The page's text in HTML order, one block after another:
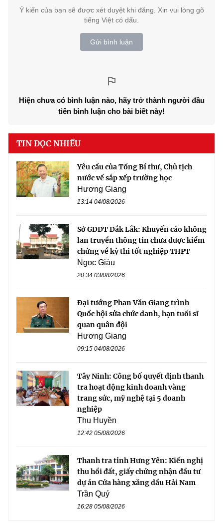
Ý kiến của bạn sẽ được xét duyệt khi đăng. Xin vui lòng gõ
tiếng Việt có dấu.
Gửi bình luận
Hiện chưa có bình luận nào, hãy trở thành người đầu
tiên bình luận cho bài biết này!
TIN ĐỌC NHIỀU
Yêu cầu của Tổng Bí thư, Chủ tịch
nước về sắp xếp trường học
Hương Giang
13:14 04/08/2026
Sở GDĐT Đắk Lắk: Khuyến cáo không
lan truyền thông tin chưa được kiểm
chứng về kỳ thi tốt nghiệp THPT
Ngọc Giàu
20:34 03/08/2026
Đại tướng Phan Văn Giang trình
Quốc hội sửa chức danh, hạn tuổi sĩ
quan quân đội
Hương Giang
09:15 04/08/2026
Tây Ninh: Công bố quyết định thanh
tra hoạt động kinh doanh vàng
trang sức, mỹ nghệ tại 5 doanh
nghiệp
Thu Huyền
12:42 05/08/2026
Thanh tra tỉnh Hưng Yên: Kiến nghị
thu hồi đất, giấy chứng nhận đầu tư
dự án Cửa hàng xăng dầu Hải Nam
Trần Quý
16:28 05/08/2026